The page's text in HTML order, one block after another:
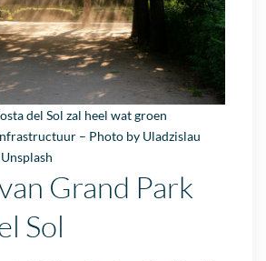
del Sol zal heel wat groen
– Photo by Uladzislau
Unsplash
Grand Park
Sol